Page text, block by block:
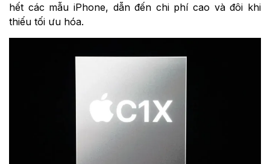
hết các mẫu iPhone, dẫn đến chi phí cao và đôi khi
thiếu tối ưu hóa.